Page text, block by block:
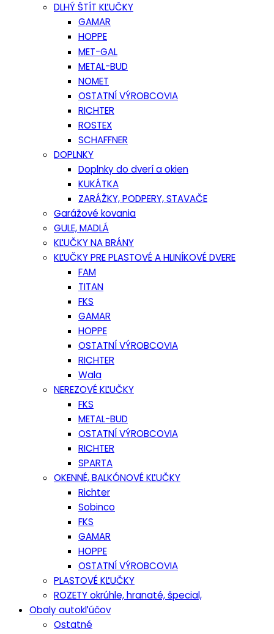
DLHÝ ŠTÍT KĽUČKY
GAMAR
HOPPE
MET-GAL
METAL-BUD
NOMET
OSTATNÍ VÝROBCOVIA
RICHTER
ROSTEX
SCHAFFNER
DOPLNKY
Doplnky do dverí a okien
KUKÁTKA
ZARÁŽKY, PODPERY, STAVAČE
Garážové kovania
GULE, MADLÁ
KĽUČKY NA BRÁNY
KĽUČKY PRE PLASTOVÉ A HLINÍKOVÉ DVERE
FAM
TITAN
FKS
GAMAR
HOPPE
OSTATNÍ VÝROBCOVIA
RICHTER
Wala
NEREZOVÉ KĽUČKY
FKS
METAL-BUD
OSTATNÍ VÝROBCOVIA
RICHTER
SPARTA
OKENNÉ, BALKÓNOVÉ KĽUČKY
Richter
Sobinco
FKS
GAMAR
HOPPE
OSTATNÍ VÝROBCOVIA
PLASTOVÉ KĽUČKY
ROZETY okrúhle, hranaté, špecial,
Obaly autokľúčov
Ostatné